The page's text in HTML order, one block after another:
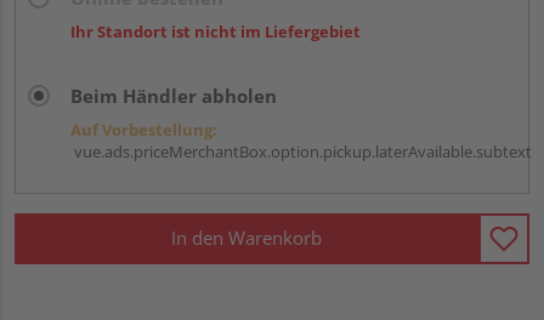
Ihr Standort ist nicht im Liefergebiet
Beim Händler abholen
Auf Vorbestellung:
vue.ads.priceMerchantBox.option.pickup.laterAvailable.subtext
In den Warenkorb